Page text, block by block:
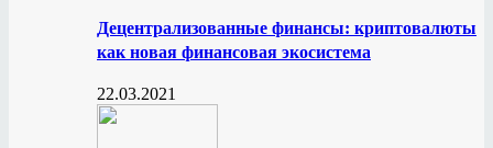
Децентрализованные финансы: криптовалюты
как новая финансовая экосистема
22.03.2021